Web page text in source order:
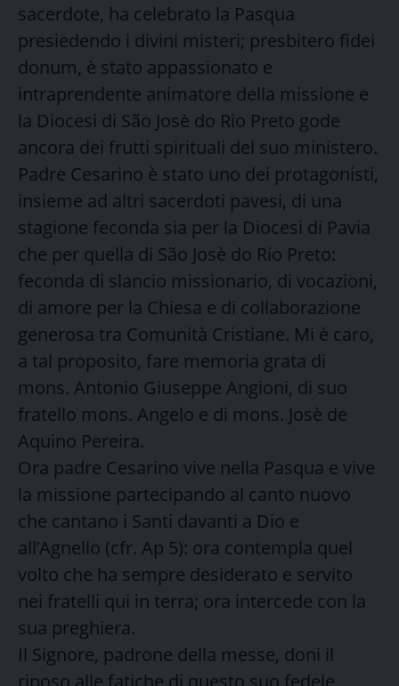
sacerdote, ha celebrato la Pasqua
presiedendo i divini misteri; presbitero fidei
donum, è stato appassionato e
intraprendente animatore della missione e
la Diocesi di São Josè do Rio Preto gode
ancora dei frutti spirituali del suo ministero.
Padre Cesarino è stato uno dei protagonisti,
insieme ad altri sacerdoti pavesi, di una
stagione feconda sia per la Diocesi di Pavia
che per quella di São Josè do Rio Preto:
feconda di slancio missionario, di vocazioni,
di amore per la Chiesa e di collaborazione
generosa tra Comunità Cristiane. Mi è caro,
a tal proposito, fare memoria grata di
mons. Antonio Giuseppe Angioni, di suo
fratello mons. Angelo e di mons. Josè de
Aquino Pereira.
Ora padre Cesarino vive nella Pasqua e vive
la missione partecipando al canto nuovo
che cantano i Santi davanti a Dio e
all’Agnello (cfr. Ap 5): ora contempla quel
volto che ha sempre desiderato e servito
nei fratelli qui in terra; ora intercede con la
sua preghiera.
Il Signore, padrone della messe, doni il
riposo alle fatiche di questo suo fedele